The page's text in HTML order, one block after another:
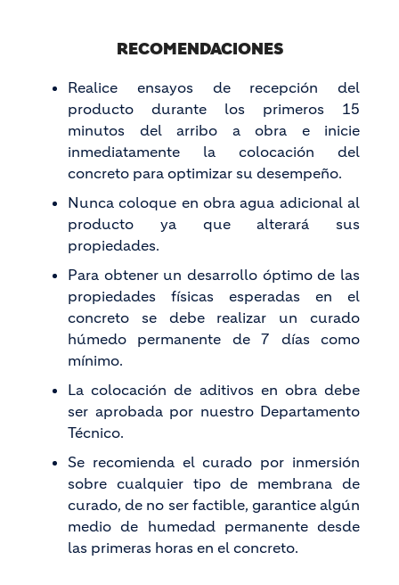
RECOMENDACIONES
Realice ensayos de recepción del
producto durante los primeros 15
minutos del arribo a obra e inicie
inmediatamente la colocación del
concreto para optimizar su desempeño.
Nunca coloque en obra agua adicional al
producto ya que alterará sus
propiedades.
Para obtener un desarrollo óptimo de las
propiedades físicas esperadas en el
concreto se debe realizar un curado
húmedo permanente de 7 días como
mínimo.
La colocación de aditivos en obra debe
ser aprobada por nuestro Departamento
Técnico.
Se recomienda el curado por inmersión
sobre cualquier tipo de membrana de
curado, de no ser factible, garantice algún
medio de humedad permanente desde
las primeras horas en el concreto.